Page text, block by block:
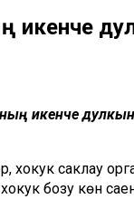
икенче
икенче
саклау
бозу көн